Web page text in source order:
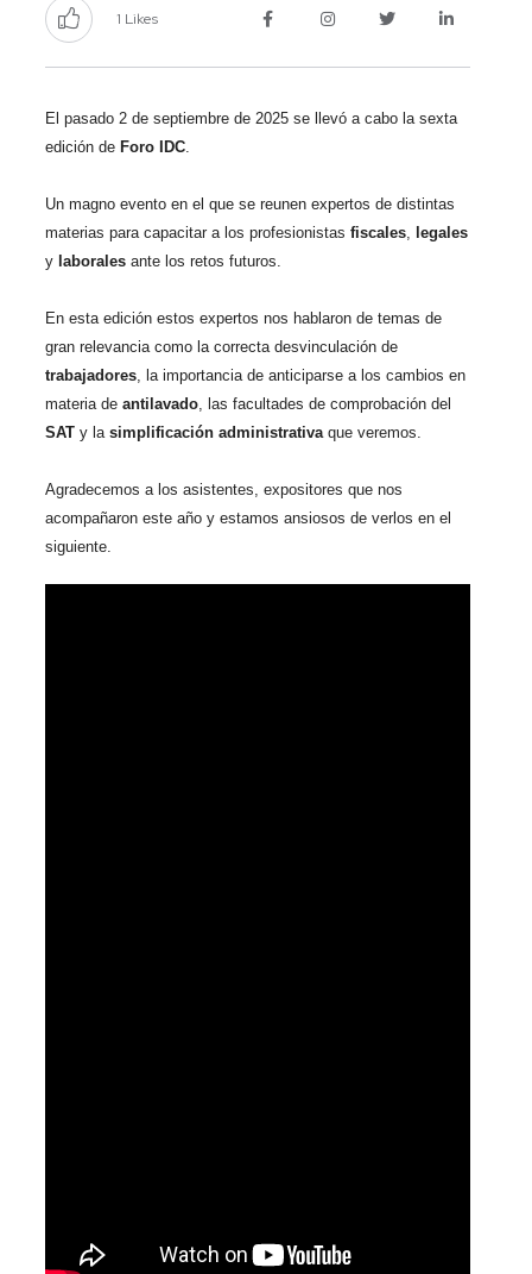
1 Likes
El pasado 2 de septiembre de 2025 se llevó a cabo la sexta
edición de Foro IDC.
Un magno evento en el que se reunen expertos de distintas
materias para capacitar a los profesionistas fiscales, legales
y laboralesante los retos futuros.
En esta edición estos expertos nos hablaron de temas de
gran relevancia como la correcta desvinculación de
trabajadores, la importancia de anticiparse a los cambios en
materia de antilavado, las facultades de comprobación del
SATy la simplificación administrativaque veremos.
Agradecemos a los asistentes, expositores que nos
acompañaron este año y estamos ansiosos de verlos en el
siguiente.